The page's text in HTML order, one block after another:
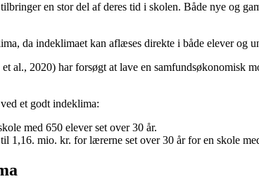
en stor del af deres tid i skolen. Både nye og
da indeklimaet kan aflæses direkte i både elever og
et al., 2020) har forsøgt at lave en samfundsøkonomisk
et godt indeklima:
med 650 elever set over 30 år.
1,16. mio. kr. for lærerne set over 30 år for en skole